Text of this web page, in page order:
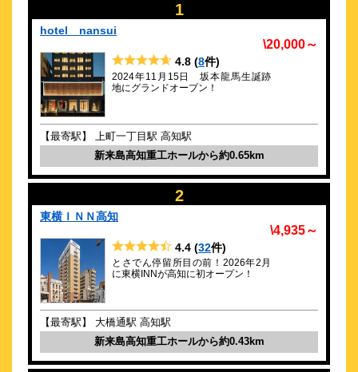
空港バス停車駅（はりまや橋）徒歩6分★コンビニ＆繁華街徒歩
圏内
松栄第二別館
\4,000～
【接客クチコミ4.4】土佐流おもてなしとボリューム満点郷土料
約 0.64 km
高知ビジネスホテル別館
\3,000～
高知市繁華街の近く好立地ながら低料金。長期出張員に魅力！
hotel nansui
\20,000～
クチコミ4.8点 (8件)
1
hotel nansui
\20,000～
4.8 (8件)
2024年11月15日 坂本龍馬生誕跡
地にグランドオープン！
【最寄駅】 上町一丁目駅 高知駅
新来島高知重工ホールから約0.65km
2
東横ＩＮＮ高知
\4,935～
4.4 (32件)
とさでん停留所目の前！2026年2月
に東横INNが高知に初オープン！
【最寄駅】 大橋通駅 高知駅
新来島高知重工ホールから約0.43km